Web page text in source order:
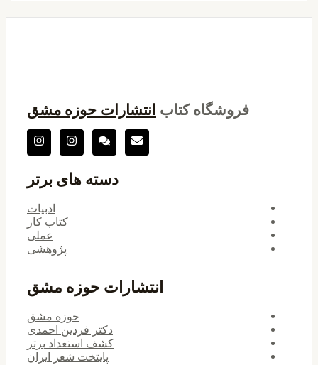
فروشگاه کتاب انتشارات حوزه مشق
دسته های برتر
ادبیات
کتاب کار
عملی
پژوهشی
انتشارات حوزه مشق
حوزه مشق
دکتر فردین احمدی
کشف استعداد برتر
پایتخت شعر ایران